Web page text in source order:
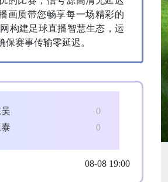
画质带您畅享每一场精彩的
构建足球直播智慧生态，运
保赛事传输零延迟。
0
0
08-08 19:00